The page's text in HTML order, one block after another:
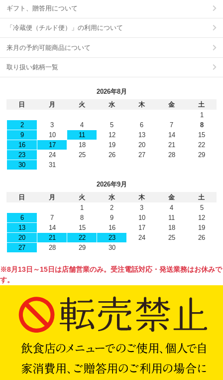
ギフト、贈答用について
「冷蔵便（チルド便）」の利用について
来月の予約可能商品について
取り扱い銘柄一覧
2026年8月
日
月 火 水 木 金
土
1
2
3 4 5 6 7
8
9
10 11 12 13 14
15
16
17 18 19 20 21
22
23
24 25 26 27 28
29
30
31
2026年9月
日
月 火 水 木 金
土
1
2 3 4
5
6
7 8 9 10 11
12
13
14 15 16 17 18
19
20
21 22 23 24 25
26
27
28 29 30
※8月13日～15日は店舗営業のみ。受注電話対応・発送業務はお休みで
す。